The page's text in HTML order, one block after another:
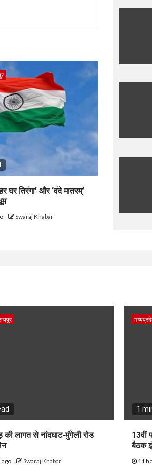
घर तिरंगा’ और ‘वंदे मातरम्’
Swaraj Khabar
की लागत से नांदघाट-मुंगेली रोड
Swaraj Khabar
1
13वीं
बैठक
11